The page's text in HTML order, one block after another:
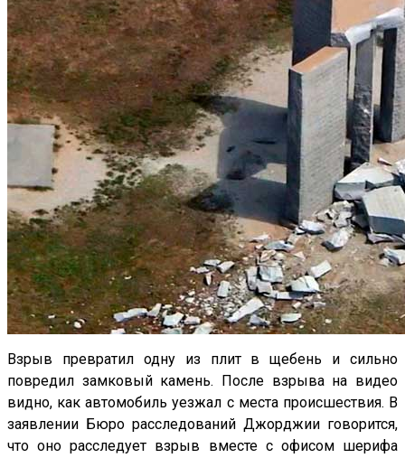
Взрыв превратил одну из плит в щебень и сильно
повредил замковый камень. После взрыва на видео
видно, как автомобиль уезжал с места происшествия. В
заявлении Бюро расследований Джорджии говорится,
что оно расследует взрыв вместе с офисом шерифа